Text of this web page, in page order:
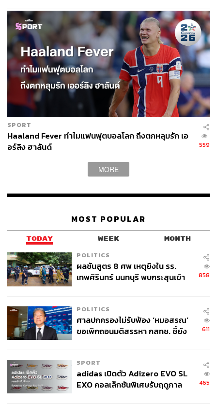
115
ABOUT THE AUTHOR
ถนัดกิจ จันกิเสน
Content Creator ประจำกองบรรณาธิการ
THE STANDARD WEALTH ผู้เสพติดโลก
ธุรกิจ การตลาด เทคโนโลยี และชอบสำรวจ
โลกออฟไลน์และออนไลน์มาถอดรหัสความ
เคลื่อนไหวให้เป็นเรื่องเข้าใจง่าย สนุก และได้
SPORT
Haaland Fever ทำไมแฟนฟุตบอลโลก ถึงตกหลุมรัก เอ
อร์ลิง ฮาลันด์
559
MORE
MOST POPULAR
TODAY WEEK MONTH
POLITICS
ผลชันสูตร 8 ศพ เหตุยิงใน รร.
เทพศิรินทร์ นนทบุรี พบกระสุนเข้า
858
POLITICS
ศาลปกครองไม่รับฟ้อง ‘หมอสรณ’
ขอเพิกถอนมติสรรหา กสทช. ชี้ยัง
611
SPORT
adidas เปิดตัว Adizero EVO SL
EXO คอลเล็กชันพิเศษรับฤดูกาล
465